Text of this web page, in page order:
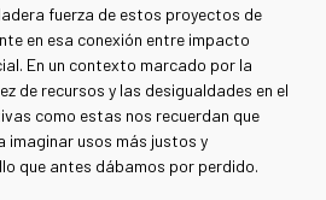
fuerza de estos proyectos de
en esa conexión entre impacto
En un contexto marcado por la
de recursos y las desigualdades en el
como estas nos recuerdan que
imaginar usos más justos y
que antes dábamos por perdido.